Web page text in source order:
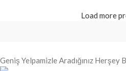
Load more
Geniş Yelpamizle Aradığınız Herşey